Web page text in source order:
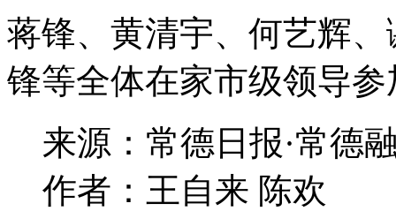
蒋锋、黄清宇、何艺辉
锋等全体在家市级领导
来源：常德日报·常德
作者：王自来 陈欢